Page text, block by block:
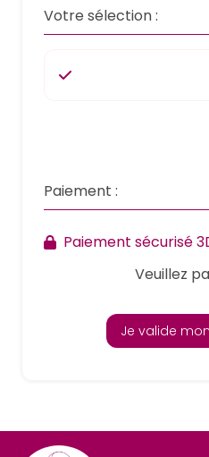
Votre sélection :
Paiement :
Paiement sécurisé
Veuillez
Je valide